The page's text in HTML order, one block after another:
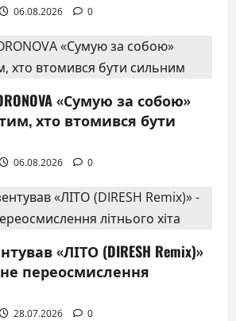
06.08.2026 0
«Сумую за собою»
хто втомився бути
06.08.2026 0
«ЛІТО (DIRESH Remix)»
переосмислення
28.07.2026 0